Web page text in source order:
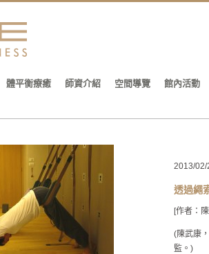
體平衡療癒 師資介紹 空間導覽 館內活動
2013/02/
透過繩
[作者：
(陳武康
監。)